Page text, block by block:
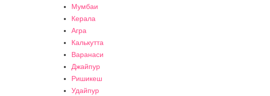
Мумбаи
Керала
Агра
Калькутта
Варанаси
Джайпур
Ришикеш
Удайпур